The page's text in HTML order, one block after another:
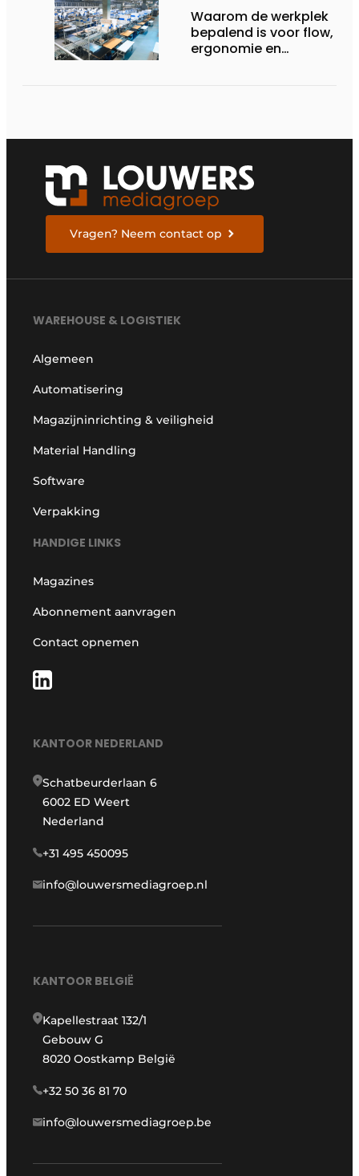
Waarom de werkplek
bepalend is voor flow,
ergonomie en
Vragen? Neem contact op
WAREHOUSE & LOGISTIEK
Algemeen
Automatisering
Magazijninrichting & veiligheid
Material Handling
Software
Verpakking
HANDIGE LINKS
Magazines
Abonnement aanvragen
Contact opnemen
KANTOOR NEDERLAND
Schatbeurderlaan 6
6002 ED Weert
Nederland
+31 495 450095
info@louwersmediagroep.nl
KANTOOR BELGIË
Kapellestraat 132/1
Gebouw G
8020 Oostkamp België
+32 50 36 81 70
info@louwersmediagroep.be